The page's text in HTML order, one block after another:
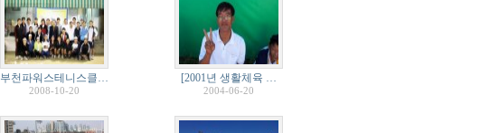
부천파워스테니스클…
2008-10-20
[2001년 생활체육 …
2004-06-20